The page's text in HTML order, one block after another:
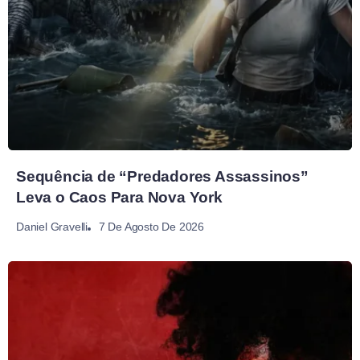
Sequência de “Predadores Assassinos”
Leva o Caos Para Nova York
Daniel Gravelli 7 De Agosto De 2026